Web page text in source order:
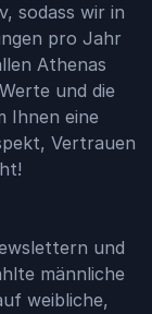
sodass wir in
pro Jahr
Athenas
und die
Ihnen eine
Vertrauen
und
männliche
weibliche,